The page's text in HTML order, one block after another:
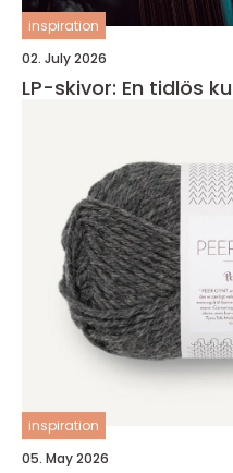
inspiration
02. July 2026
LP-skivor: En tidlös
inspiration
05. May 2026